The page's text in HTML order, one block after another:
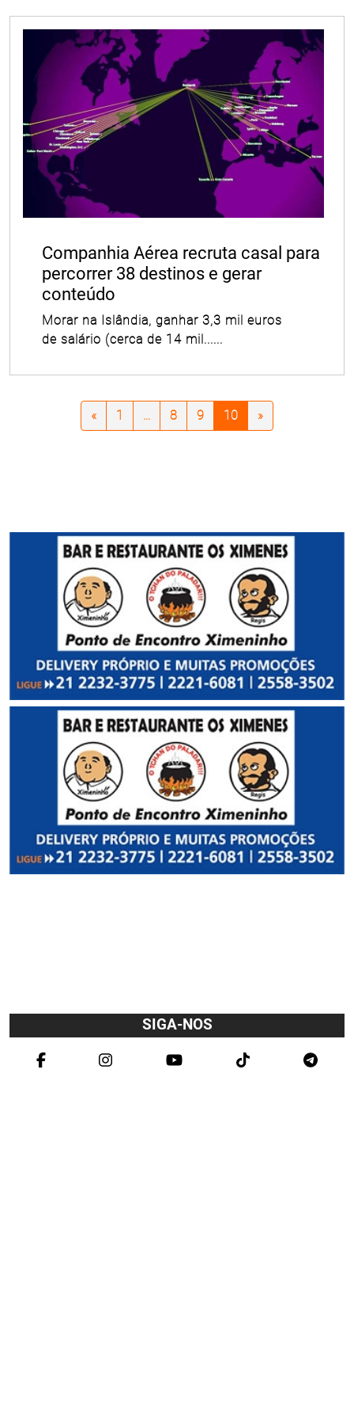
Companhia Aérea recruta casal para
percorrer 38 destinos e gerar
conteúdo
Morar na Islândia, ganhar 3,3 mil euros
de salário (cerca de 14 mil......
« 1 ... 8 9 10 »
SIGA-NOS